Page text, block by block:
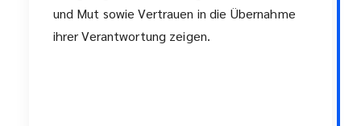
und Mut sowie Vertrauen in die Übernahme
ihrer Verantwortung zeigen.